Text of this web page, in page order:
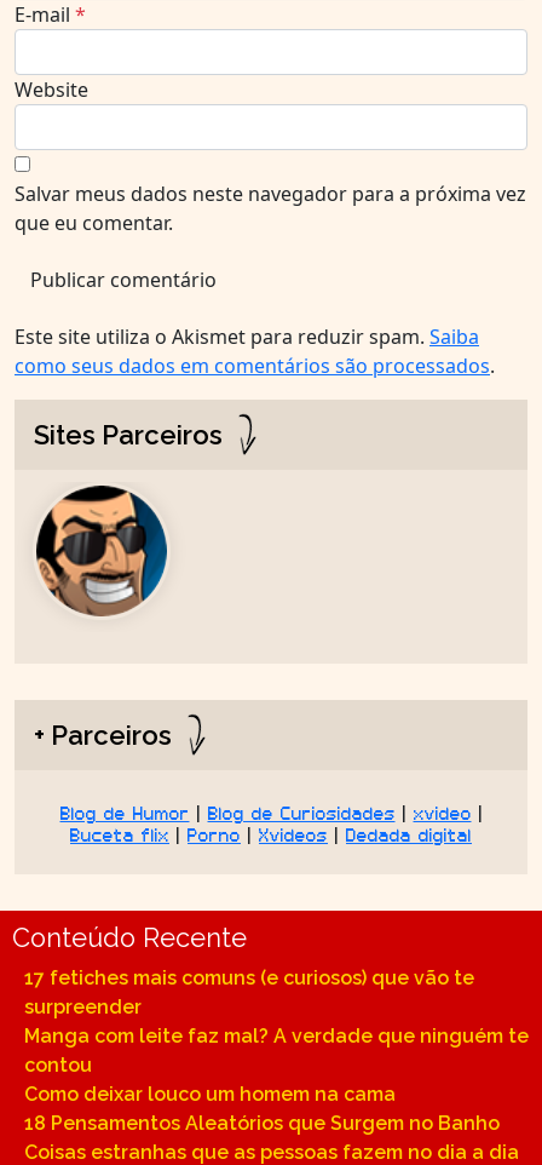
E-mail *
Website
Salvar meus dados neste navegador para a próxima vez
que eu comentar.
Este site utiliza o Akismet para reduzir spam. Saiba
como seus dados em comentários são processados.
Sites Parceiros
+ Parceiros
Blog de Humor | Blog de Curiosidades | xvideo |
Buceta flix | Porno | Xvideos | Dedada digital
Conteúdo Recente
17 fetiches mais comuns (e curiosos) que vão te
surpreender
Manga com leite faz mal? A verdade que ninguém te
contou
Como deixar louco um homem na cama
18 Pensamentos Aleatórios que Surgem no Banho
Coisas estranhas que as pessoas fazem no dia a dia